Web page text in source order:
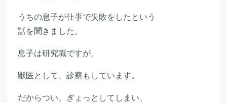
うちの息子が仕事で失敗をしたという
話を聞きました。
息子は研究職ですが、
獣医として、診察もしています。
だからつい、ぎょっとしてしまい、